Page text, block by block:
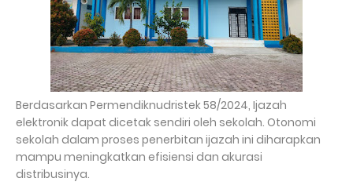
Berdasarkan Permendiknudristek 58/2024, Ijazah
elektronik dapat dicetak sendiri oleh sekolah. Otonomi
sekolah dalam proses penerbitan ijazah ini diharapkan
mampu meningkatkan efisiensi dan akurasi
distribusinya.